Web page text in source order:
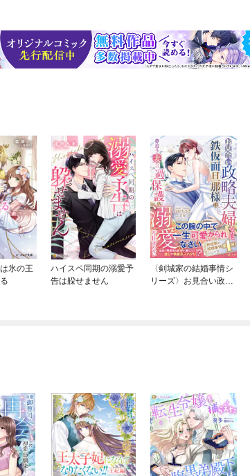
氷の王
ハイスペ同期の溺愛予
告は躱せません
〈剣城家の結婚事情シ
リーズ〉お見合い政略